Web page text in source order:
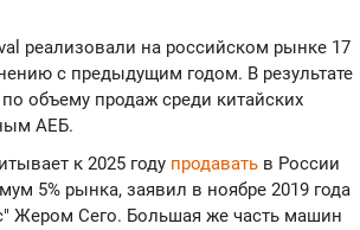
реализовали на российском рынке 17
с предыдущим годом. В результате
объему продаж среди китайских
АЕБ.
к 2025 году продавать в России
5% рынка, заявил в ноябре 2019 года
Жером Сего. Большая же часть машин